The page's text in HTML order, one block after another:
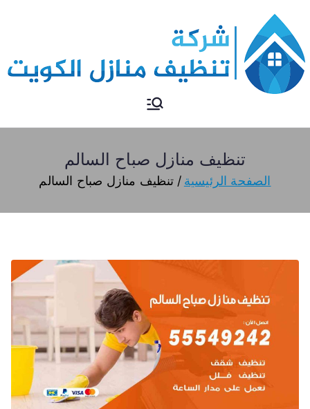
تنظيف منازل
تنظيف منازل الكويت
تنظيف منازل صباح السالم
الصفحة الرئيسية تنظيف منازل صباح السالم